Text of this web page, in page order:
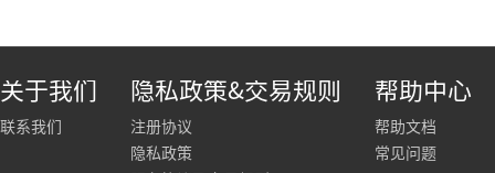
关于我们
联系我们
隐私政策&交易规则
注册协议
隐私政策
帮助中心
帮助文档
常见问题